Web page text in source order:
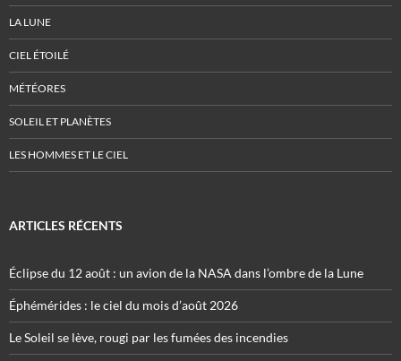
LA LUNE
CIEL ÉTOILÉ
MÉTÉORES
SOLEIL ET PLANÈTES
LES HOMMES ET LE CIEL
ARTICLES RÉCENTS
Éclipse du 12 août : un avion de la NASA dans l’ombre de la Lune
Éphémérides : le ciel du mois d’août 2026
Le Soleil se lève, rougi par les fumées des incendies